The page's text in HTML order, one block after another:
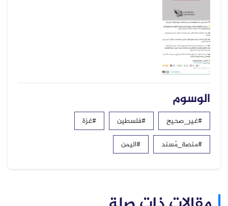
الوسوم
#غير_صحيح #فلسطين
#غزة
#منصة_مُسند
#اليمن